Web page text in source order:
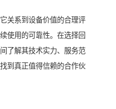
关系到设备价值的合理评
使用的可靠性。在选择回
了解其技术实力、服务范
到真正值得信赖的合作伙